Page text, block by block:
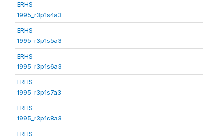
ERHS
1995_r3p1s4a3
ERHS
1995_r3p1s5a3
ERHS
1995_r3p1s6a3
ERHS
1995_r3p1s7a3
ERHS
1995_r3p1s8a3
ERHS